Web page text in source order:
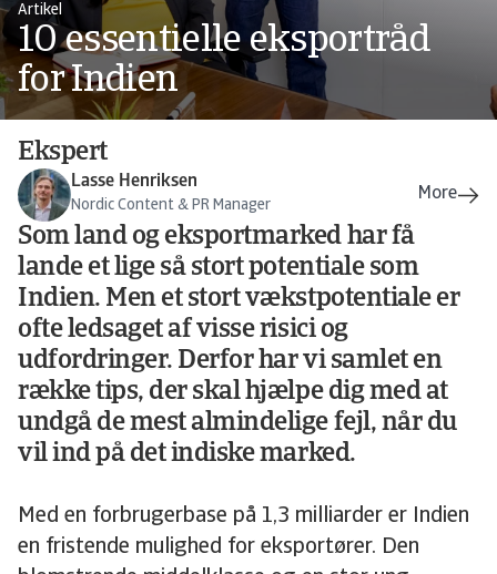
Artikel
10 essentielle eksportråd
for Indien
Ekspert
Lasse Henriksen
Nordic Content & PR Manager
Som land og eksportmarked har få
lande et lige så stort potentiale som
Indien. Men et stort vækstpotentiale er
ofte ledsaget af visse risici og
udfordringer. Derfor har vi samlet en
række tips, der skal hjælpe dig med at
undgå de mest almindelige fejl, når du
vil ind på det indiske marked.
Med en forbrugerbase på 1,3 milliarder er Indien
en fristende mulighed for eksportører. Den